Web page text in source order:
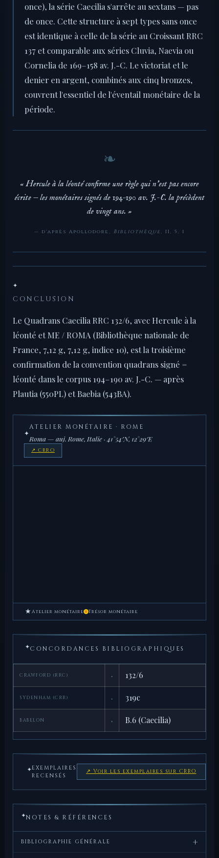
once), la série Caecilia s'arrête au sextans — pas
de once. Cette structure à sept types sans once
est identique à celle de la série au Croissant RRC
137 et comparable aux séries Cluvia, Naevia ou
Cornelia de 169–158 av. J.-C. Le victoriat et le
denier en argent, combinés aux cinq bronzes,
couvrent l'essentiel de l'éventail monétaire de la
période.
« Hercule à la léonté confirme une règle qui n'est pas encore
écrite — les monétaires signés de 194–190 av. J.-C. la précèdent
de vingt ans. »
— d'après Apollodore, Bibliothèque, II, 5, 1
✦
CONCLUSION
Le Quadrans Caecilia RRC 132/6, avec Hercule à la
léonté et ME / ROMA (Bibliothèque nationale de
France, 7,12 g, 7,12 g, indice 10), est la troisième
confirmation de la convention quadrans signé =
léonté dans le corpus 194–190 av. J.-C. — après
Plautia (550PL) et Baebia (543BA).
✦
ATELIER MONÉTAIRE · ROME
Roma — auj. Rome, Italie · 41°54′N, 12°29′E
↗ CRRO
★ Atelier monétaire Trésor monétaire
✦CONCORDANCES BIBLIOGRAPHIQUES
CRAWFORD (RRC) · 132/6
SYDENHAM (CRR) · 319c
BABELON · B.6 (Caecilia)
✦EXEMPLAIRES
RECENSÉS
↗ Voir les exemplaires sur CRRO
✦NOTES & RÉFÉRENCES
BIBLIOGRAPHIE GÉNÉRALE +